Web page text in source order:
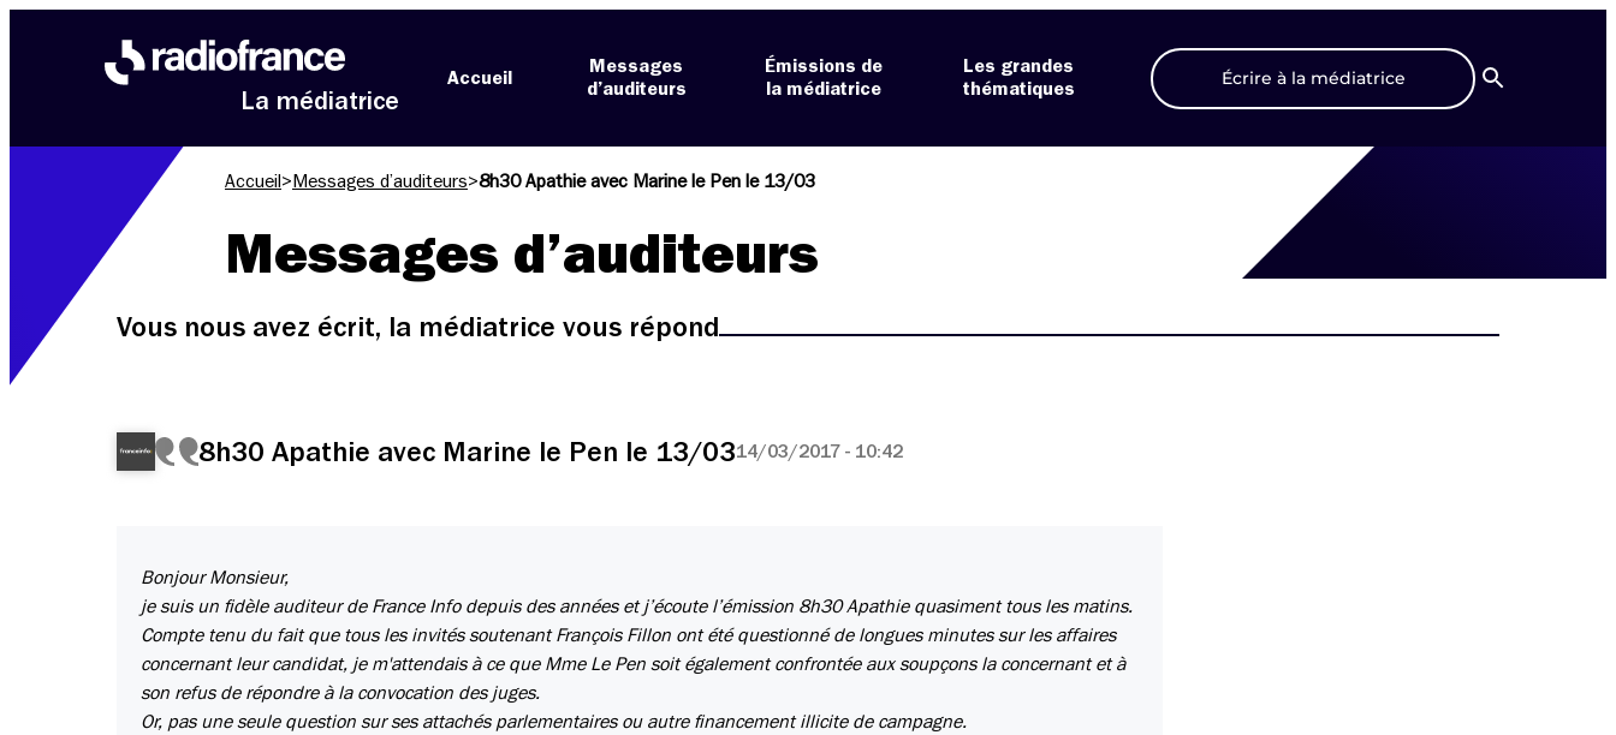
La médiatrice
Accueil
Messages
d’auditeurs
Émissions de
la médiatrice
Les grandes
thématiques
Écrire à la médiatrice
Recherche
Accueil > Messages d’auditeurs>8h30 Apathie avec Marine le Pen le 13/03
Messages d’auditeurs
Vous nous avez écrit, la médiatrice vous répond
8h30 Apathie avec Marine le Pen le 13/0314/03/2017 - 10:42
Bonjour Monsieur,
je suis un fidèle auditeur de France Info depuis des années et j’écoute l’émission 8h30 Apathie quasiment tous les matins.
Compte tenu du fait que tous les invités soutenant François Fillon ont été questionné de longues minutes sur les affaires
concernant leur candidat, je m'attendais à ce que Mme Le Pen soit également confrontée aux soupçons la concernant et à
son refus de répondre à la convocation des juges.
Or, pas une seule question sur ses attachés parlementaires ou autre financement illicite de campagne.